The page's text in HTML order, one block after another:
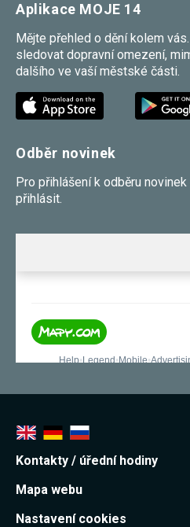
Aplikace MOJE 14
Mějte přehled o dění kolem
sledovat dopravní omezení,
dalšího ve vaší městské části.
Odběr novinek
Pro přihlášení k odběru
přihlásit.
Kontakty / úřední hodiny
Mapa webu
Nastavení cookies